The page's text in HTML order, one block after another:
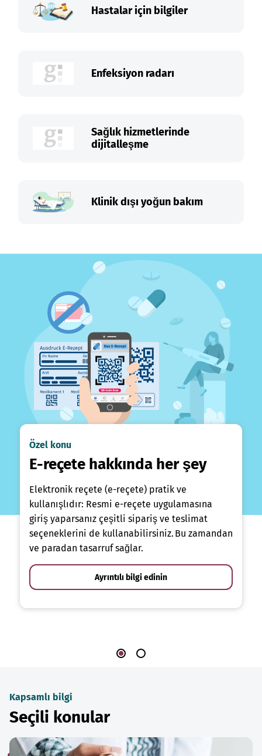
Hastalar için bilgiler
Enfeksiyon radarı
Sağlık hizmetlerinde
dijitalleşme
Klinik dışı yoğun bakım
Özel konu
E-reçete hakkında her şey
Elektronik reçete (e-reçete) pratik ve
kullanışlıdır: Resmi e-reçete uygulamasına
giriş yaparsanız çeşitli sipariş ve teslimat
seçeneklerini de kullanabilirsiniz. Bu zamandan
ve paradan tasarruf sağlar.
Ayrıntılı bilgi edinin
Kapsamlı bilgi
Seçili konular